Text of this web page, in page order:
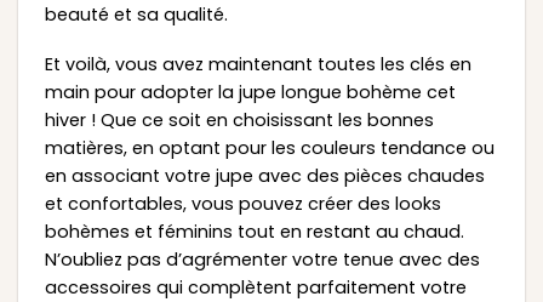
beauté et sa qualité.
Et voilà, vous avez maintenant toutes les clés en
main pour adopter la jupe longue bohème cet
hiver ! Que ce soit en choisissant les bonnes
matières, en optant pour les couleurs tendance ou
en associant votre jupe avec des pièces chaudes
et confortables, vous pouvez créer des looks
bohèmes et féminins tout en restant au chaud.
N’oubliez pas d’agrémenter votre tenue avec des
accessoires qui complètent parfaitement votre